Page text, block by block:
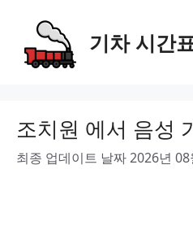
content
기차 시간
조치원 에서 음성
최종 업데이트 날짜 2026년 08